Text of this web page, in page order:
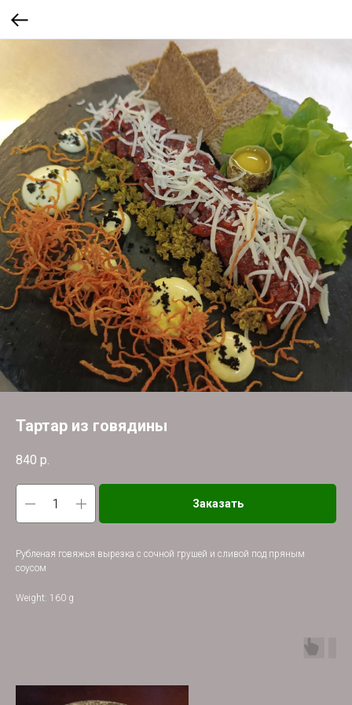
Тартар из говядины
840 р.
Заказать
Рубленая говяжья вырезка с сочной грушей и сливой под пряным
соусом
Weight: 160 g